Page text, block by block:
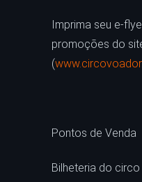
Imprima seu e-
promoções do
(
Pontos de Venda
Bilheteria do